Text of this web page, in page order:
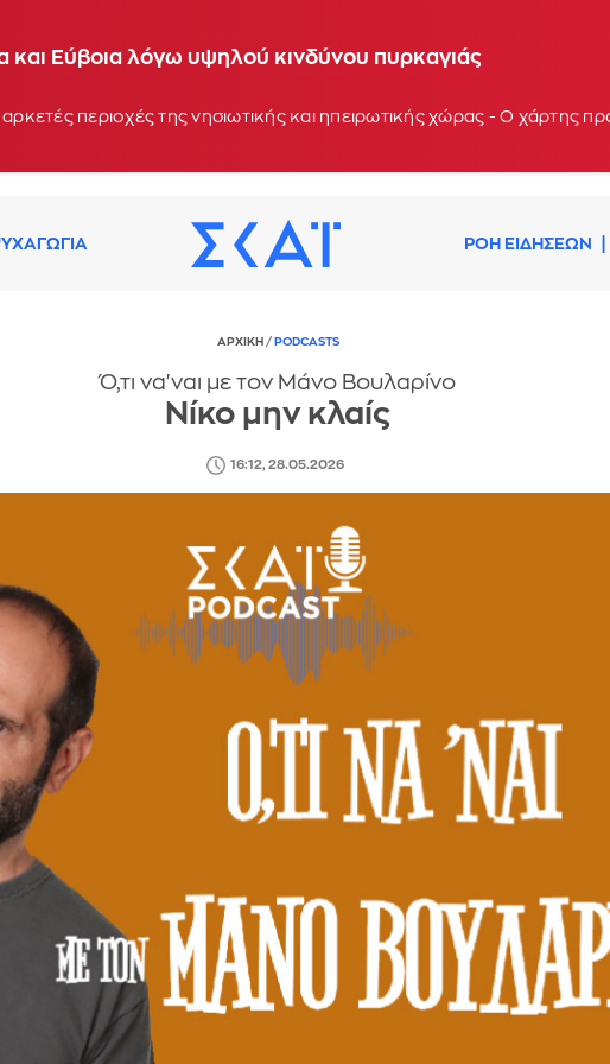
και Εύβοια λόγω υψηλού κινδύνου πυρκαγιάς
περιοχές της νησιωτικής και ηπειρωτικής χώρας - Ο χάρτης
ΡΟΗ ΕΙΔΗΣΕΩΝ
ΑΡΧΙΚΗ / PODCASTS
Ό,τι να'ναι με τον Μάνο Βουλαρίνο
Νίκο μην κλαίς
16:12, 28.05.2026